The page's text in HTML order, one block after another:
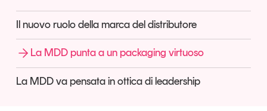
Grandi temi
Magazine
Articoli
Opinioni
Studi e ricerche
Tutti gli studi e le ricerche
Il nuovo ruolo della marca del distributore
La MDD punta a un packaging virtuoso
La MDD va pensata in ottica di leadership